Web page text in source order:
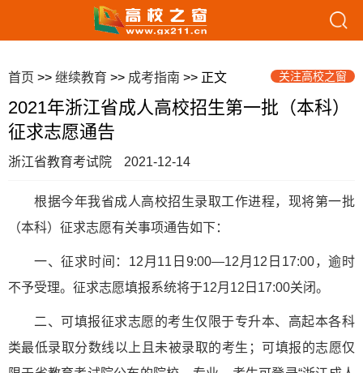
首页 >> 继续教育 >> 成考指南 >> 正文 关注高校之窗
2021年浙江省成人高校招生第一批（本科）
征求志愿通告
浙江省教育考试院 2021-12-14
根据今年我省成人高校招生录取工作进程，现将第一批
（本科）征求志愿有关事项通告如下：
一、征求时间：12月11日9:00—12月12日17:00，逾时
不予受理。征求志愿填报系统将于12月12日17:00关闭。
二、可填报征求志愿的考生仅限于专升本、高起本各科
类最低录取分数线以上且未被录取的考生；可填报的志愿仅